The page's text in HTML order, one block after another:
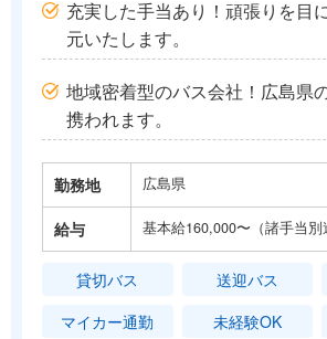
充実した手当あり！頑張りを目
元いたします。
地域密着型のバス会社！広島県
携われます。
勤務地 広島県
給与 基本給160,000〜（諸手当
貸切バス 送迎バス
マイカー通勤
未経験OK